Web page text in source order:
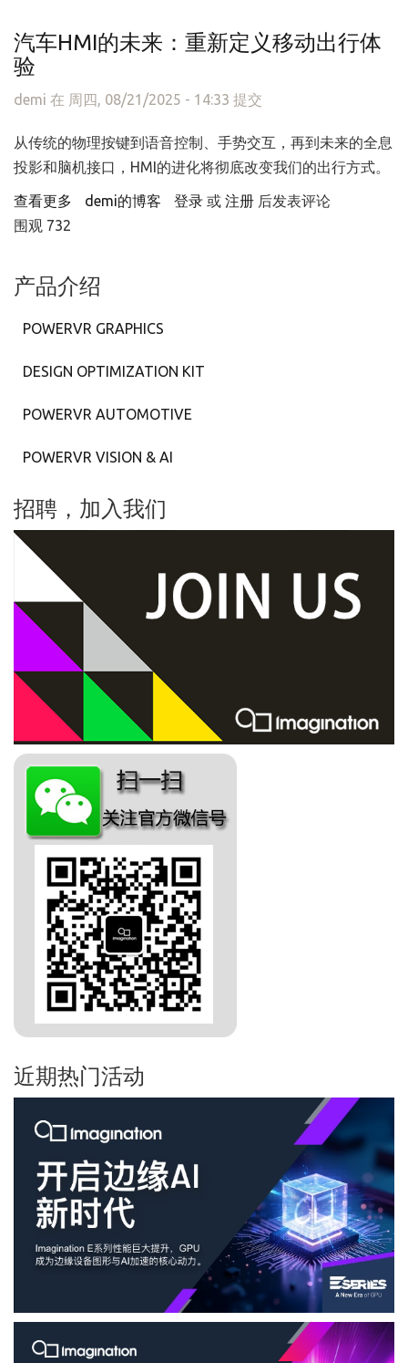
汽车HMI的未来：重新定义移动出行体
验
demi 在 周四, 08/21/2025 - 14:33 提交
从传统的物理按键到语音控制、手势交互，再到未来的全息
投影和脑机接口，HMI的进化将彻底改变我们的出行方式。
查看更多 about 汽车HMI的未来：重新定义移动出行体验
demi的博客 登录 或 注册 后发表评论
围观 732
产品介绍
POWERVR GRAPHICS
DESIGN OPTIMIZATION KIT
POWERVR AUTOMOTIVE
POWERVR VISION & AI
招聘，加入我们
近期热门活动